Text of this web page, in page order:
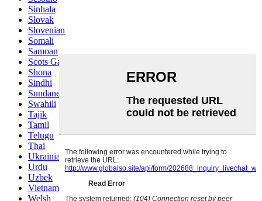
Sinhala
Slovak
Slovenian
Somali
Samoan
Scots Gaelic
Shona
Sindhi
Sundanese
Swahili
Tajik
Tamil
Telugu
Thai
Ukrainian
Urdu
Uzbek
Vietnamese
Welsh